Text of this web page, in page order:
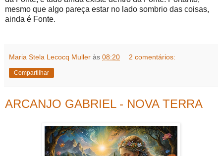
mesmo que algo pareça estar no lado sombrio das coisas,
ainda é Fonte.
Maria Stela Lecocq Muller às 08:20 2 comentários:
Compartilhar
ARCANJO GABRIEL - NOVA TERRA